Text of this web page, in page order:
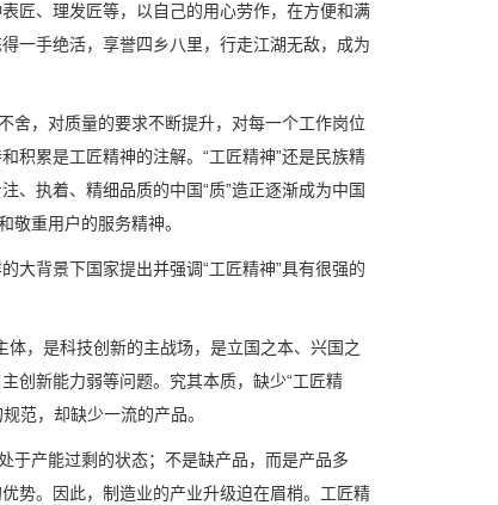
匠、理发匠等，以自己的用心劳作，在方便和满
一手绝活，享誉四乡八里，行走江湖无敌，成为
舍，对质量的要求不断提升，对每一个工作岗位
积累是工匠精神的注解。“工匠精神”还是民族精
、执着、精细品质的中国“质”造正逐渐成为中国
敬重用户的服务精神。
大背景下国家提出并强调“工匠精神”具有很强的
体，是科技创新的主战场，是立国之本、兴国之
创新能力弱等问题。究其本质，缺少“工匠精
范，却缺少一流的产品。
于产能过剩的状态；不是缺产品，而是产品多
势。因此，制造业的产业升级迫在眉梢。工匠精